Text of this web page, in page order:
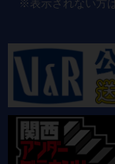
※表示されない方は